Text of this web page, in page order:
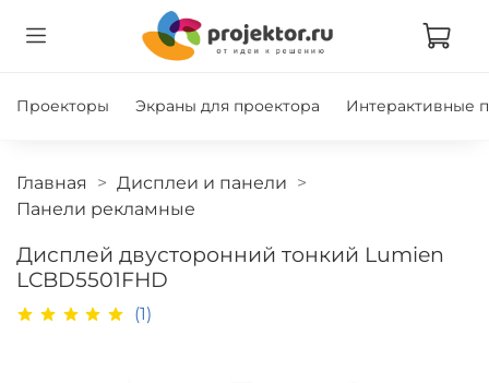
Проекторы Экраны для проектора Интерактивные
Главная
Дисплеи и панели
Панели рекламные
Дисплей двусторонний тонкий Lumien
LCBD5501FHD
(1)